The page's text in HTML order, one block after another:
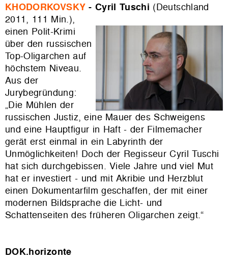
KHODORKOVSKY - Cyril Tuschi (Deutschland
2011, 111 Min.),
einen Polit-Krimi
über den russischen
Top-Oligarchen auf
höchstem Niveau.
Aus der
Jurybegründung:
„Die Mühlen der
russischen Justiz, eine Mauer des Schweigens
und eine Hauptfigur in Haft - der Filmemacher
gerät erst einmal in ein Labyrinth der
Unmöglichkeiten! Doch der Regisseur Cyril Tuschi
hat sich durchgebissen. Viele Jahre und viel Mut
hat er investiert - und mit Akribie und Herzblut
einen Dokumentarfilm geschaffen, der mit einer
modernen Bildsprache die Licht- und
Schattenseiten des früheren Oligarchen zeigt.“
DOK.horizonte